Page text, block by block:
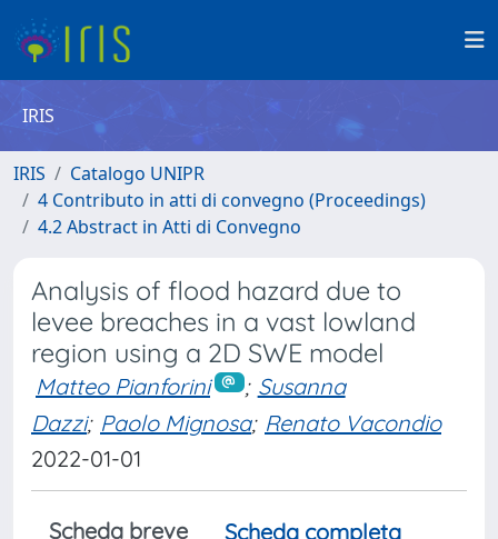
IRIS
IRIS
Catalogo UNIPR
4 Contributo in atti di convegno (Proceedings)
4.2 Abstract in Atti di Convegno
Analysis of flood hazard due to
levee breaches in a vast lowland
region using a 2D SWE model
Matteo Pianforini ; Susanna
Dazzi; Paolo Mignosa; Renato Vacondio
2022-01-01
Scheda breve
Scheda completa